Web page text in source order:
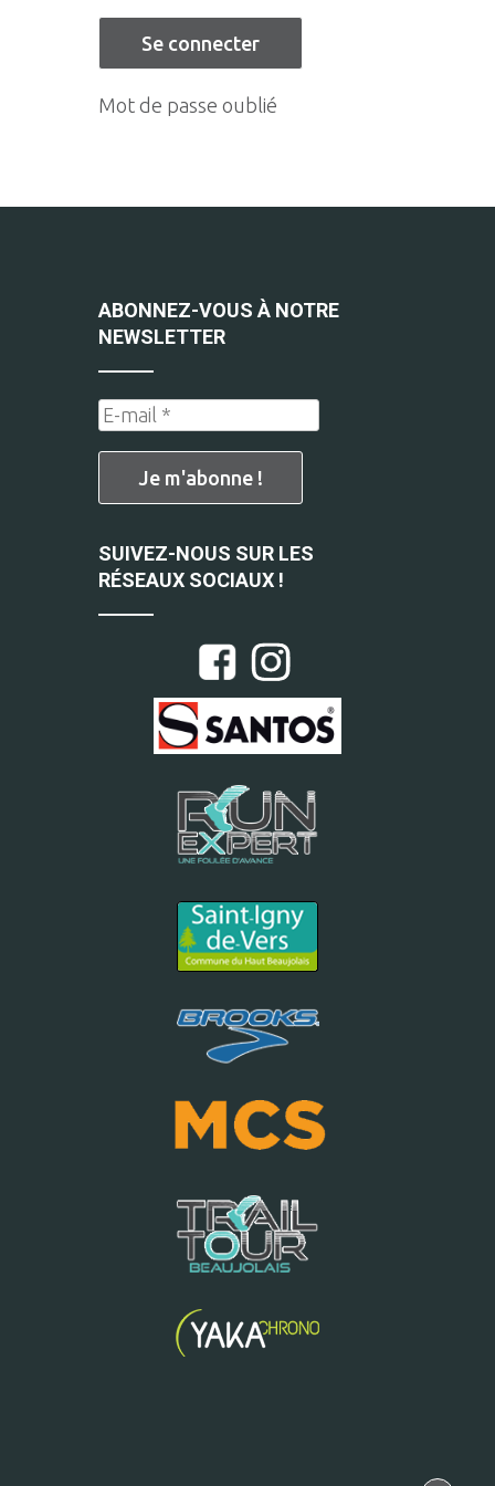
Mot de passe oublié
ABONNEZ-VOUS À NOTRE
NEWSLETTER
SUIVEZ-NOUS SUR LES
RÉSEAUX SOCIAUX !